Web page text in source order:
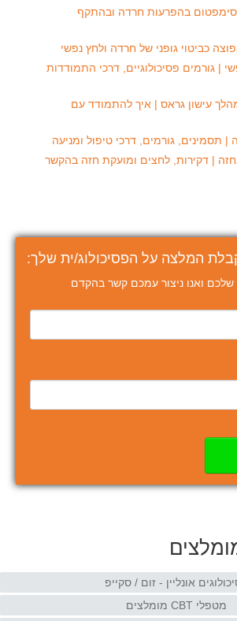
בהפרעות חרדה ובהתקף
כביטוי גופני של חרדה ולחץ נפשי
| גורמים פסיכולוגיים, דרכי התמודדות
עישון גראס | איך להתמודד עם
| תסמינים, גורמים, דרכי טיפול ומניעה
| דקירות, לחצים ומועקת חזה בהקשר
המלצה על הפסיכולוג/ית שלך:
שלכם ואנו ניצור עמכם קשר בהקדם
אונליין - זום / סקייפ
מטפלי CBT מומלצים